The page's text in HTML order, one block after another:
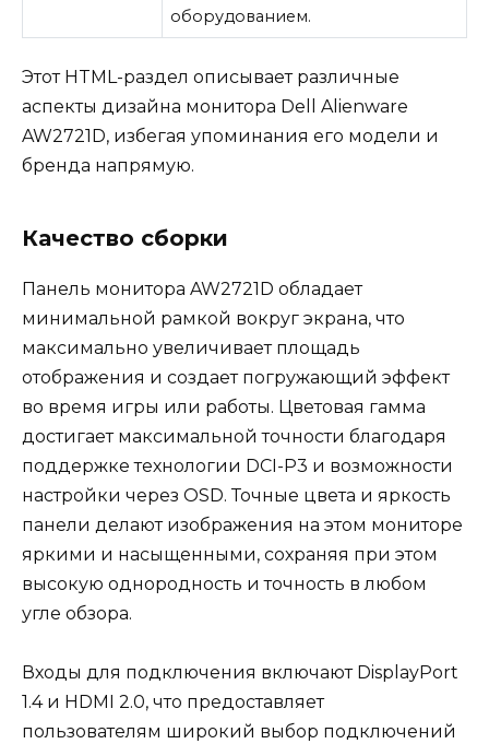
оборудованием.
Этот HTML-раздел описывает различные
аспекты дизайна монитора Dell Alienware
AW2721D, избегая упоминания его модели и
бренда напрямую.
Качество сборки
Панель монитора AW2721D обладает
минимальной рамкой вокруг экрана, что
максимально увеличивает площадь
отображения и создает погружающий эффект
во время игры или работы. Цветовая гамма
достигает максимальной точности благодаря
поддержке технологии DCI-P3 и возможности
настройки через OSD. Точные цвета и яркость
панели делают изображения на этом мониторе
яркими и насыщенными, сохраняя при этом
высокую однородность и точность в любом
угле обзора.
Входы для подключения включают DisplayPort
1.4 и HDMI 2.0, что предоставляет
пользователям широкий выбор подключений